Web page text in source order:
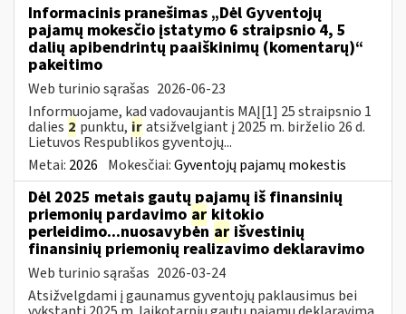
Informacinis pranešimas „Dėl Gyventojų
pajamų mokesčio įstatymo 6 straipsnio 4, 5
dalių apibendrintų paaiškinimų (komentarų)“
pakeitimo
Web turinio sąrašas 2026-06-23
Informuojame, kad vadovaujantis MAĮ[1] 25 straipsnio 1
dalies 2 punktu, iratsižvelgiant į 2025 m. birželio 26 d.
Lietuvos Respublikos gyventojų...
Metai: 2026 Mokesčiai:Gyventojų pajamų mokestis
Dėl 2025 metais gautų pajamų iš finansinių
priemonių pardavimo ar kitokio
perleidimo...nuosavybėn ar išvestinių
finansinių priemonių realizavimo deklaravimo
Web turinio sąrašas 2026-03-24
Atsižvelgdami į gaunamus gyventojų paklausimus bei